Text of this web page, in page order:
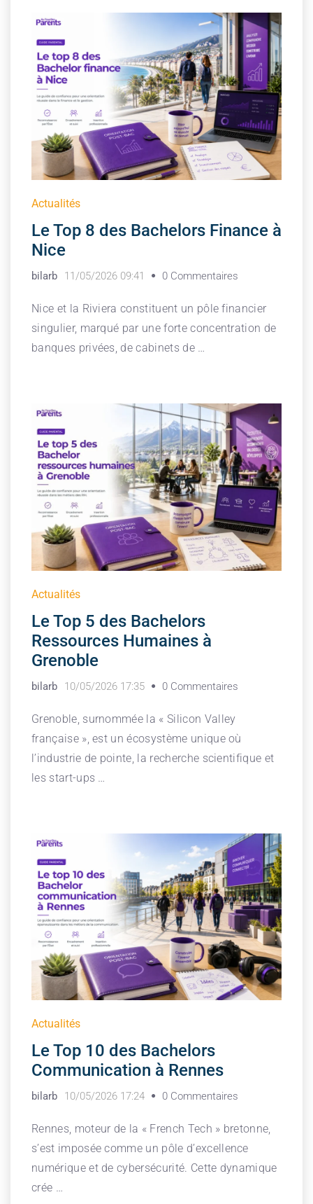
Actualités
Le Top 8 des Bachelors Finance à
Nice
bilarb 11/05/2026 09:41 0 Commentaires
Nice et la Riviera constituent un pôle financier
singulier, marqué par une forte concentration de
banques privées, de cabinets de …
Actualités
Le Top 5 des Bachelors
Ressources Humaines à
Grenoble
bilarb 10/05/2026 17:35 0 Commentaires
Grenoble, surnommée la « Silicon Valley
française », est un écosystème unique où
l’industrie de pointe, la recherche scientifique et
les start-ups …
Actualités
Le Top 10 des Bachelors
Communication à Rennes
bilarb 10/05/2026 17:24 0 Commentaires
Rennes, moteur de la « French Tech » bretonne,
s’est imposée comme un pôle d’excellence
numérique et de cybersécurité. Cette dynamique
crée …